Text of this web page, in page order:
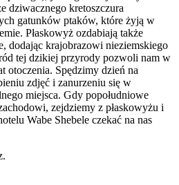
dziwacznego kretoszczura
gatunków ptaków, które żyją w
Płaskowyż ozdabiają także
dodając krajobrazowi nieziemskiego
tej dzikiej przyrody pozwoli nam w
otoczenia. Spędzimy dzień na
zdjęć i zanurzeniu się w
miejsca. Gdy popołudniowe
zejdziemy z płaskowyżu i
Wabe Shebele czekać na nas